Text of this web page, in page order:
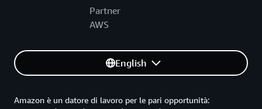
Partner
AWS
English
Amazon è un datore di lavoro per le pari opportunità: